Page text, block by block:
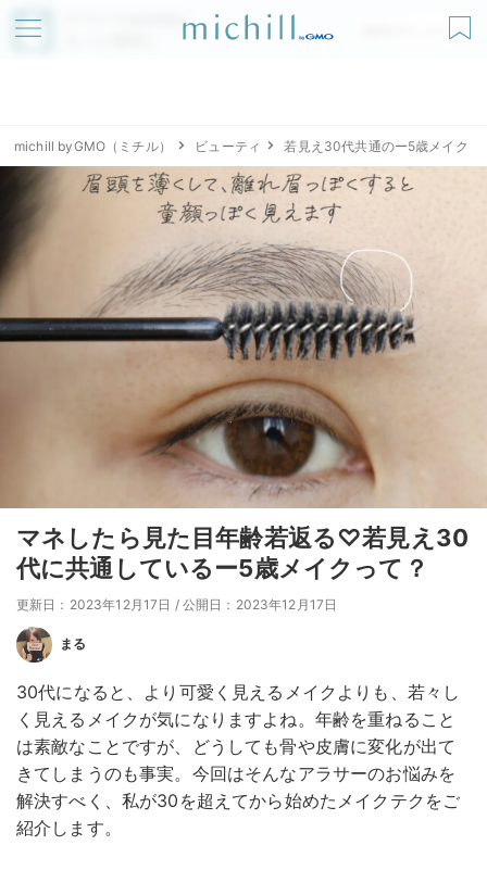
アプリでmichillが
無料ダウンロード
michill byGMO（ミチル） ビューティ 若見え30代共通のー5歳メイク
マネしたら見た目年齢若返る♡若見え30
代に共通しているー5歳メイクって？
更新日：2023年12月17日 / 公開日：2023年12月17日
まる
30代になると、より可愛く見えるメイクよりも、若々し
く見えるメイクが気になりますよね。年齢を重ねること
は素敵なことですが、どうしても骨や皮膚に変化が出て
きてしまうのも事実。今回はそんなアラサーのお悩みを
解決すべく、私が30を超えてから始めたメイクテクをご
紹介します。